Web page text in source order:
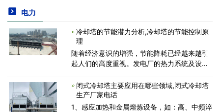
电力
冷却塔的节能潜力分析,冷却塔的节能控制原
理
随着经济意识的增强，节能降耗已经越来越引
起人们的高度重视。发电厂的热力系统及设备
益。目前，节能降耗主要集中于三大主要设备
和复杂系统，经过理
闭式冷却塔主要应用在哪些领域,闭式冷却塔
生产厂家电话
1、感应加热和金属熔炼设备，如：高、中频淬